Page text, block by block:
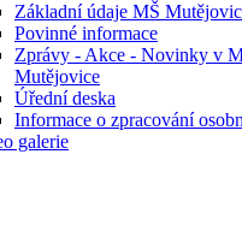
Základní údaje MŠ
Povinné informace
Zprávy - Akce - Novinky v
Mutějovice
Úřední deska
Informace o zpracování
galerie